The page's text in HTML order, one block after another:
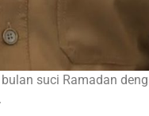
suci Ramadan